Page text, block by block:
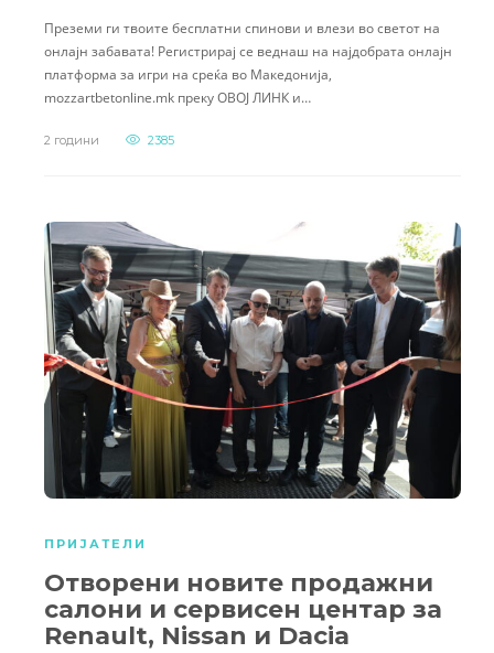
Преземи ги твоите бесплатни спинови и влези во светот на
онлајн забавата! Регистрирај се веднаш на најдобрата онлајн
платформа за игри на среќа во Македонија,
mozzartbetonline.mk преку ОВОЈ ЛИНК и…
2 години 2385
ПРИЈАТЕЛИ
Отворени новите продажни
салони и сервисен центар за
Renault, Nissan и Dacia